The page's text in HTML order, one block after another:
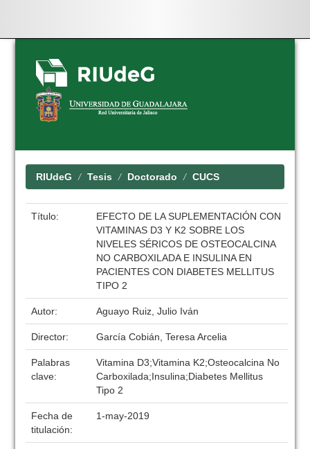
Skip
navigation
RIUdeG Tesis Doctorado CUCS
Título:
EFECTO DE LA SUPLEMENTACIÓN CON
VITAMINAS D3 Y K2 SOBRE LOS
NIVELES SÉRICOS DE OSTEOCALCINA
NO CARBOXILADA E INSULINA EN
PACIENTES CON DIABETES MELLITUS
TIPO 2
Autor: Aguayo Ruiz, Julio Iván
Director: García Cobián, Teresa Arcelia
Palabras
clave:
Vitamina D3;Vitamina K2;Osteocalcina No
Carboxilada;Insulina;Diabetes Mellitus
Tipo 2
Fecha de
titulación:
1-may-2019